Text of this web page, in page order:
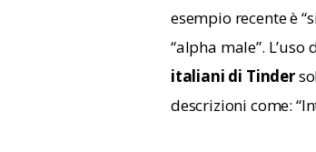
esempio recente è
“alpha male”.
italiani di Tinder
descrizioni come: